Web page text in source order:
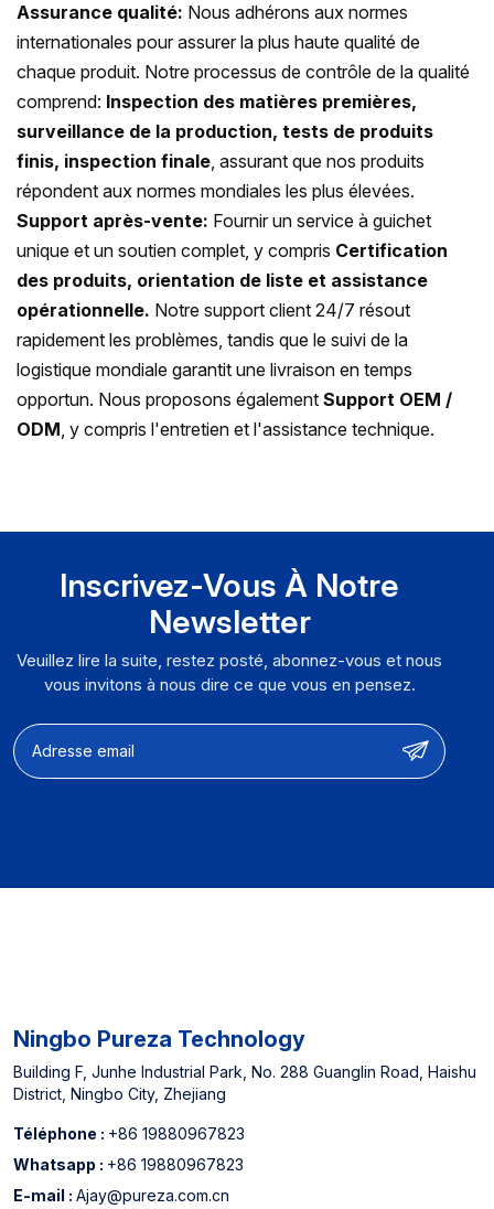
Assurance qualité: Nous adhérons aux normes
internationales pour assurer la plus haute qualité de
chaque produit. Notre processus de contrôle de la qualité
comprend: Inspection des matières premières,
surveillance de la production, tests de produits
finis, inspection finale, assurant que nos produits
répondent aux normes mondiales les plus élevées.
Support après-vente: Fournir un service à guichet
unique et un soutien complet, y compris Certification
des produits, orientation de liste et assistance
opérationnelle. Notre support client 24/7 résout
rapidement les problèmes, tandis que le suivi de la
logistique mondiale garantit une livraison en temps
opportun. Nous proposons également Support OEM /
ODM, y compris l'entretien et l'assistance technique.
Inscrivez-Vous À Notre
Newsletter
Veuillez lire la suite, restez posté, abonnez-vous et nous
vous invitons à nous dire ce que vous en pensez.
Ningbo Pureza Technology
Building F, Junhe Industrial Park, No. 288 Guanglin Road, Haishu
District, Ningbo City, Zhejiang
Téléphone : +86 19880967823
Whatsapp : +86 19880967823
E-mail : Ajay@pureza.com.cn